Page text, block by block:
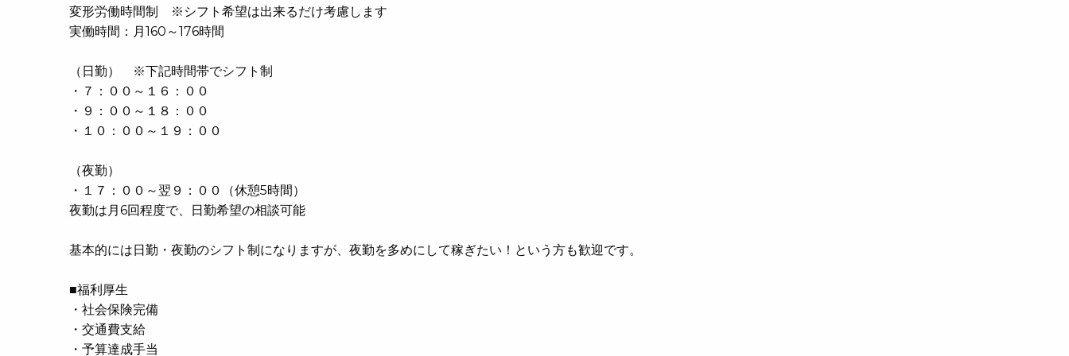
変形労働時間制 ※シフト希望は出来るだけ考慮します
実働時間：月160～176時間
（日勤） ※下記時間帯でシフト制
・７：００～１６：００
・９：００～１８：００
・１０：００～１９：００
（夜勤）
・１７：００～翌９：００（休憩5時間）
夜勤は月6回程度で、日勤希望の相談可能
基本的には日勤・夜勤のシフト制になりますが、夜勤を多めにして稼ぎたい！という方も歓迎です。
■福利厚生
・社会保険完備
・交通費支給
・予算達成手当